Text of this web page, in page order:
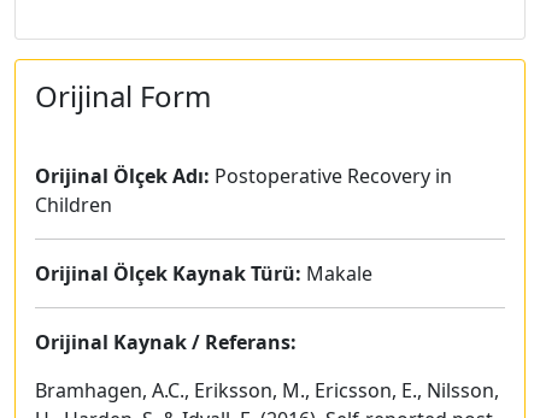
Orijinal Form
Orijinal Ölçek Adı: Postoperative Recovery in
Children
Orijinal Ölçek Kaynak Türü: Makale
Orijinal Kaynak / Referans:
Bramhagen, A.C., Eriksson, M., Ericsson, E., Nilsson,